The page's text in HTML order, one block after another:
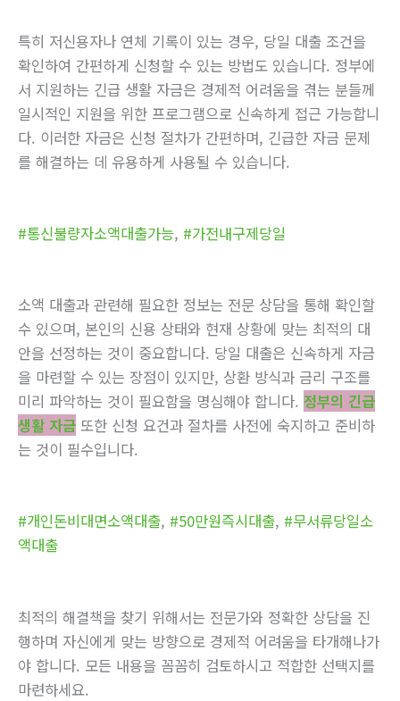
특히 저신용자나 연체 기록이 있는 경우, 당일 대출 조건을
확인하여 간편하게 신청할 수 있는 방법도 있습니다. 정부에
서 지원하는 긴급 생활 자금은 경제적 어려움을 겪는 분들께
일시적인 지원을 위한 프로그램으로 신속하게 접근 가능합니
다. 이러한 자금은 신청 절차가 간편하며, 긴급한 자금 문제
를 해결하는 데 유용하게 사용될 수 있습니다.
#통신불량자소액대출가능, #가전내구제당일
소액 대출과 관련해 필요한 정보는 전문 상담을 통해 확인할
수 있으며, 본인의 신용 상태와 현재 상황에 맞는 최적의 대
안을 선정하는 것이 중요합니다. 당일 대출은 신속하게 자금
을 마련할 수 있는 장점이 있지만, 상환 방식과 금리 구조를
미리 파악하는 것이 필요함을 명심해야 합니다. 정부의 긴급
생활 자금 또한 신청 요건과 절차를 사전에 숙지하고 준비하
는 것이 필수입니다.
#개인돈비대면소액대출, #50만원즉시대출, #무서류당일소
액대출
최적의 해결책을 찾기 위해서는 전문가와 정확한 상담을 진
행하며 자신에게 맞는 방향으로 경제적 어려움을 타개해나가
야 합니다. 모든 내용을 꼼꼼히 검토하시고 적합한 선택지를
마련하세요.